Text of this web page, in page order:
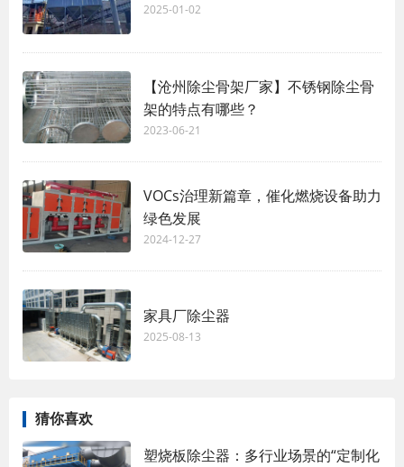
2025-01-02
【沧州除尘骨架厂家】不锈钢除尘骨
架的特点有哪些？
2023-06-21
VOCs治理新篇章，催化燃烧设备助力
绿色发展
2024-12-27
家具厂除尘器
2025-08-13
猜你喜欢
塑烧板除尘器：多行业场景的“定制化